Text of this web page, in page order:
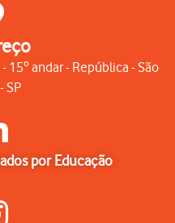
15º andar - República - São
SP
por Educação